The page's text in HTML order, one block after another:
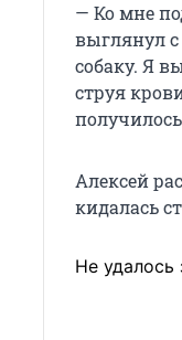
— Ко мне
выглянул
собаку. Я
струя
Алексей
кидалась
Не удалось